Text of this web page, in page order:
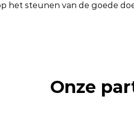
steunen van de goede
Onze